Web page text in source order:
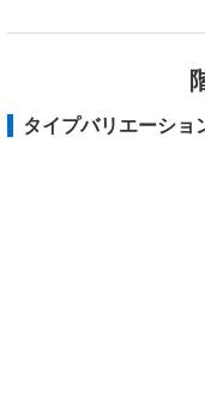
タイプバリエーショ